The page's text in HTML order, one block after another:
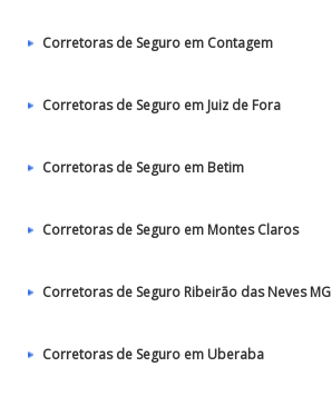
Corretoras de Seguro em Contagem
Corretoras de Seguro em Juiz de Fora
Corretoras de Seguro em Betim
Corretoras de Seguro em Montes Claros
Corretoras de Seguro Ribeirão das Neves MG
Corretoras de Seguro em Uberaba